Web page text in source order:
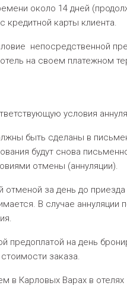
около 14 дней
кредитной карты клиента.
непосредственной
на своем платежном
условия
быть сделаны в
будут снова
отмены (аннуляции).
отменой за день до
В случае
предоплатой на день
заказа.
в Карловых Варах в